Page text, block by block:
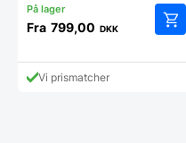
Fra 799,00 DKK
vare
Vi prismatcher